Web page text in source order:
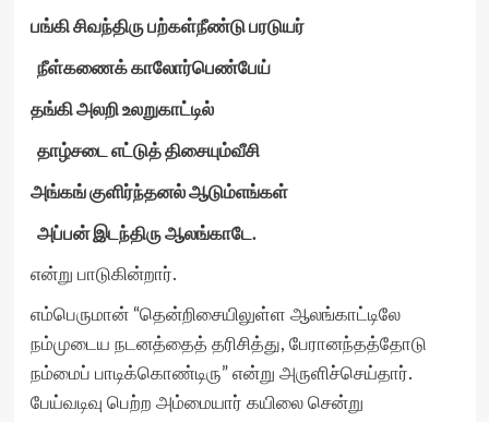
பங்கி சிவந்திரு பற்கள்நீண்டு பரடுயர்
நீள்கணைக் காலோர்பெண்பேய்
தங்கி அலறி உலறுகாட்டில்
தாழ்சடை எட்டுத் திசையும்வீசி
அங்கங் குளிர்ந்தனல் ஆடும்எங்கள்
அப்பன் இடந்திரு ஆலங்காடே.
என்று பாடுகின்றார்.
எம்பெருமான் “தென்றிசையிலுள்ள ஆலங்காட்டிலே
நம்முடைய நடனத்தைத் தரிசித்து, பேரானந்தத்தோடு
நம்மைப் பாடிக்கொண்டிரு” என்று அருளிச்செய்தார்.
பேய்வடிவு பெற்ற அம்மையார் கயிலை சென்று